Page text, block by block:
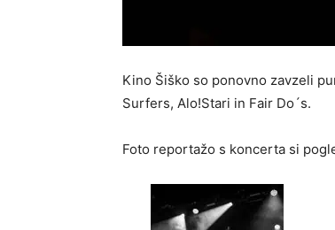
Kino Šiško so ponovno zavzeli
Surfers, Alo!Stari in Fair Do´s.
Foto reportažo s koncerta si